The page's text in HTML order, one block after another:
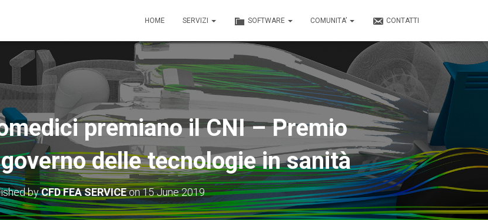
HOME SERVIZI SOFTWARE COMUNITA’ CONTATTI
premiano il CNI – Premio
delle tecnologie in sanità
byCFD FEA SERVICEon15 June 2019